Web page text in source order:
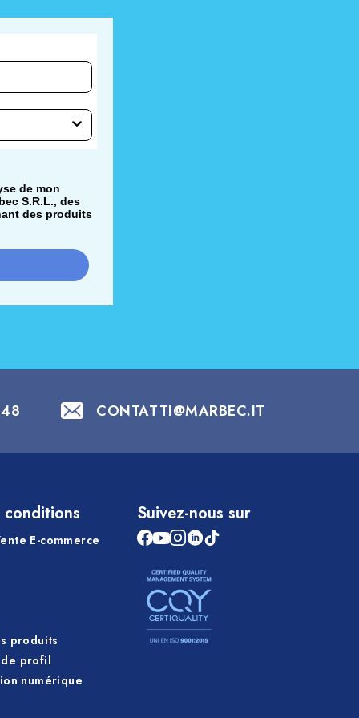
de mon
S.R.L., des
des produits
CONTATTI@MARBEC.IT
E-commerce
produits
profil
numérique
Suivez-nous sur